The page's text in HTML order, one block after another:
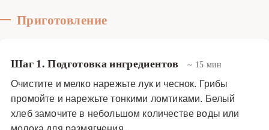
Приготовление
Шаг 1. Подготовка ингредиентов ~ 15 мин
Очистите и мелко нарежьте лук и чеснок. Грибы
промойте и нарежьте тонкими ломтиками. Белый
хлеб замочите в небольшом количестве воды или